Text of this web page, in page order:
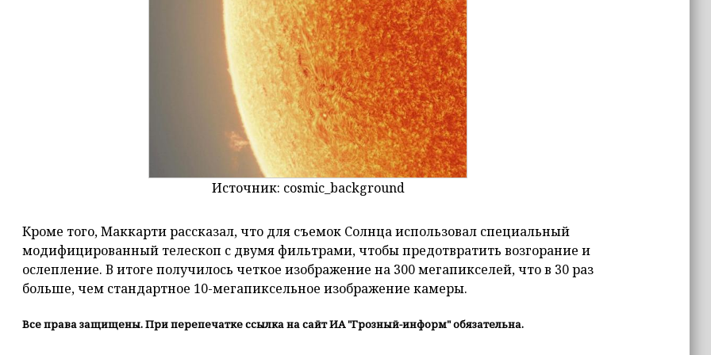
Источник: cosmic_background
Кроме того, Маккарти рассказал, что для съемок Солнца использовал специальный
модифицированный телескоп с двумя фильтрами, чтобы предотвратить возгорание и
ослепление. В итоге получилось четкое изображение на 300 мегапикселей, что в 30 раз
больше, чем стандартное 10-мегапиксельное изображение камеры.
Все права защищены. При перепечатке ссылка на сайт ИА "Грозный-информ" обязательна.